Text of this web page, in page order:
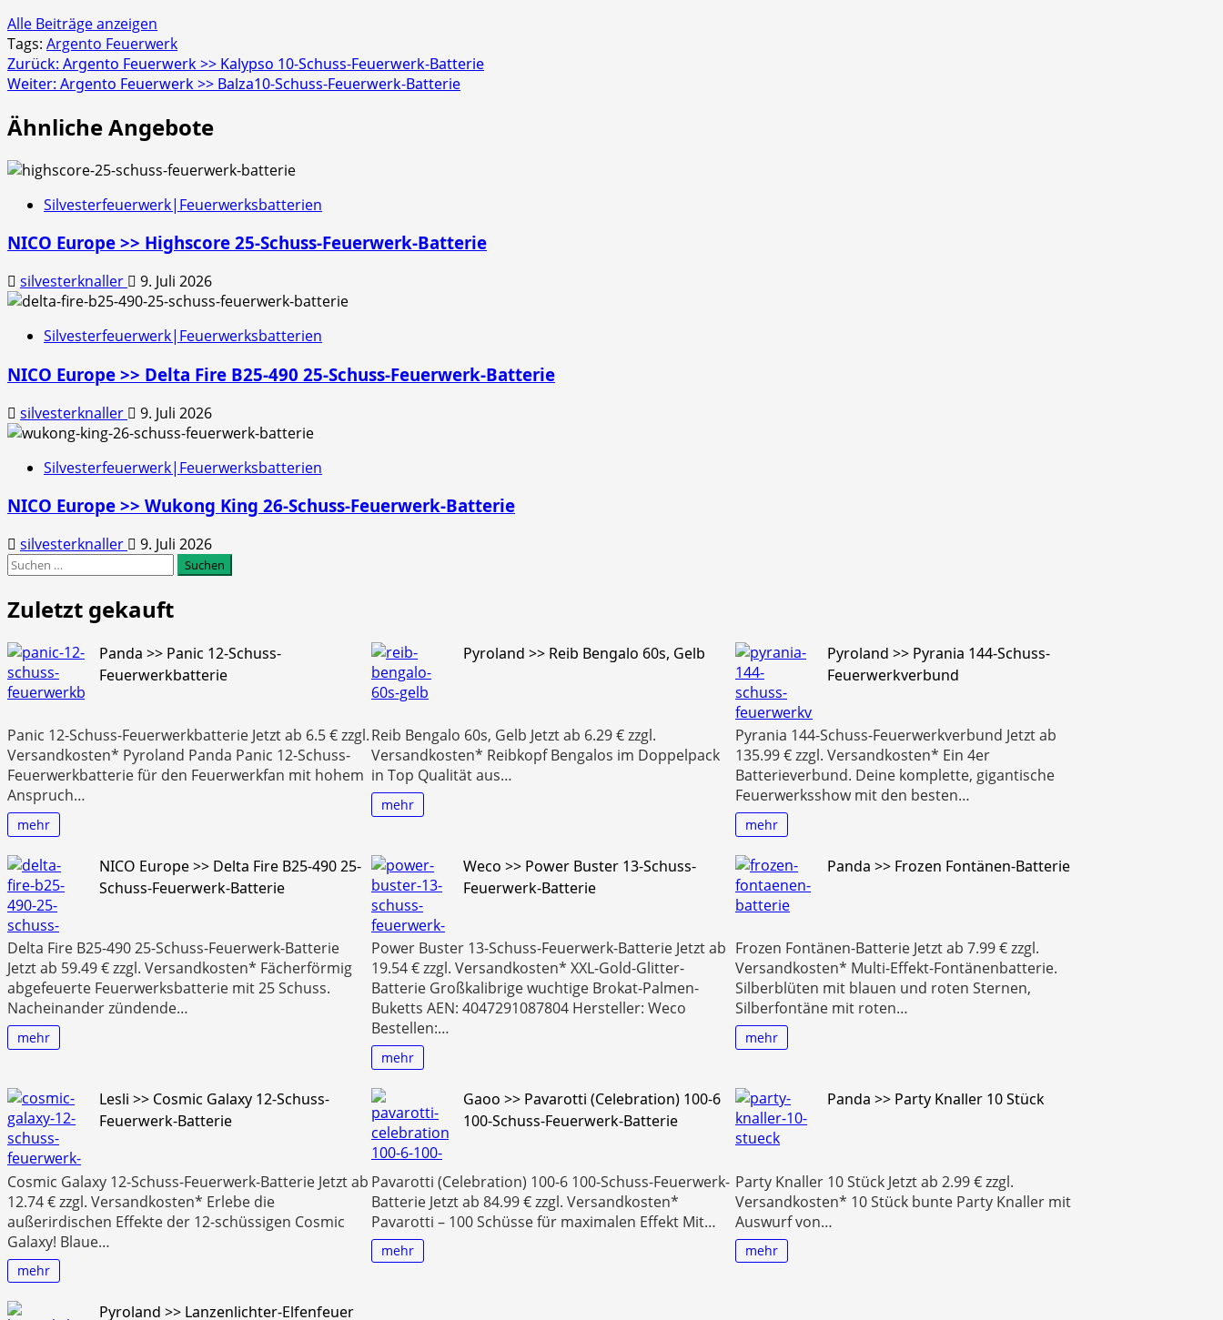
Alle Beiträge anzeigen
Tags: Argento Feuerwerk
Beitragsnavigation
Zurück: Argento Feuerwerk >> Kalypso 10-Schuss-Feuerwerk-Batterie
Weiter: Argento Feuerwerk >> Balza10-Schuss-Feuerwerk-Batterie
Ähnliche Angebote
Silvesterfeuerwerk|Feuerwerksbatterien
NICO Europe >> Highscore 25-Schuss-Feuerwerk-Batterie
silvesterknaller 9. Juli 2026
Silvesterfeuerwerk|Feuerwerksbatterien
NICO Europe >> Delta Fire B25-490 25-Schuss-Feuerwerk-Batterie
silvesterknaller 9. Juli 2026
Silvesterfeuerwerk|Feuerwerksbatterien
NICO Europe >> Wukong King 26-Schuss-Feuerwerk-Batterie
silvesterknaller
9. Juli 2026
Suchen
Zuletzt gekauft
Panda >> Panic 12-Schuss-
Feuerwerkbatterie
Panic 12-Schuss-Feuerwerkbatterie Jetzt ab 6.5 € zzgl.
Versandkosten* Pyroland Panda Panic 12-Schuss-
Feuerwerkbatterie für den Feuerwerkfan mit hohem
Anspruch…
mehr
Pyroland >> Reib Bengalo 60s, Gelb
Reib Bengalo 60s, Gelb Jetzt ab 6.29 € zzgl.
Versandkosten* Reibkopf Bengalos im Doppelpack
in Top Qualität aus…
mehr
Pyroland >> Pyrania 144-Schuss-
Feuerwerkverbund
Pyrania 144-Schuss-Feuerwerkverbund Jetzt ab
135.99 € zzgl. Versandkosten* Ein 4er
Batterieverbund. Deine komplette, gigantische
Feuerwerksshow mit den besten…
mehr
NICO Europe >> Delta Fire B25-490 25-
Schuss-Feuerwerk-Batterie
Delta Fire B25-490 25-Schuss-Feuerwerk-Batterie
Jetzt ab 59.49 € zzgl. Versandkosten* Fächerförmig
abgefeuerte Feuerwerksbatterie mit 25 Schuss.
Nacheinander zündende…
mehr
Weco >> Power Buster 13-Schuss-
Feuerwerk-Batterie
Power Buster 13-Schuss-Feuerwerk-Batterie Jetzt ab
19.54 € zzgl. Versandkosten* XXL-Gold-Glitter-
Batterie Großkalibrige wuchtige Brokat-Palmen-
Buketts AEN: 4047291087804 Hersteller: Weco
Bestellen:…
mehr
Panda >> Frozen Fontänen-Batterie
Frozen Fontänen-Batterie Jetzt ab 7.99 € zzgl.
Versandkosten* Multi-Effekt-Fontänenbatterie.
Silberblüten mit blauen und roten Sternen,
Silberfontäne mit roten…
mehr
Lesli >> Cosmic Galaxy 12-Schuss-
Feuerwerk-Batterie
Cosmic Galaxy 12-Schuss-Feuerwerk-Batterie Jetzt ab
12.74 € zzgl. Versandkosten* Erlebe die
außerirdischen Effekte der 12-schüssigen Cosmic
Galaxy! Blaue…
mehr
Gaoo >> Pavarotti (Celebration) 100-6
100-Schuss-Feuerwerk-Batterie
Pavarotti (Celebration) 100-6 100-Schuss-Feuerwerk-
Batterie Jetzt ab 84.99 € zzgl. Versandkosten*
Pavarotti – 100 Schüsse für maximalen Effekt Mit…
mehr
Panda >> Party Knaller 10 Stück
Party Knaller 10 Stück Jetzt ab 2.99 € zzgl.
Versandkosten* 10 Stück bunte Party Knaller mit
Auswurf von…
mehr
Pyroland >> Lanzenlichter-Elfenfeuer